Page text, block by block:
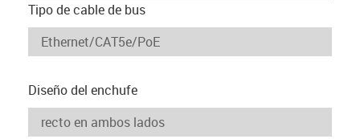
Tipo de cable de bus
Diseño del enchufe